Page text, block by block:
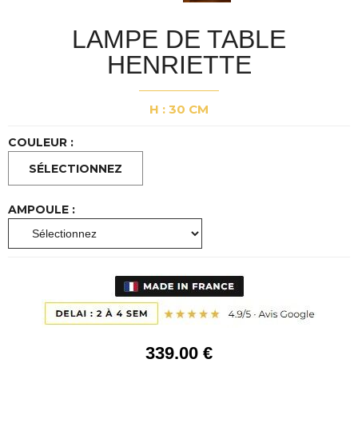
LAMPE DE TABLE
HENRIETTE
H : 30 CM
COULEUR :
AMPOULE :
339.00 €